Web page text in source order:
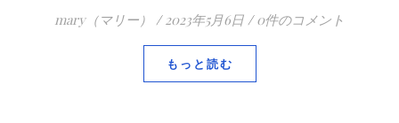
mary（マリー） / 2023年5月6日 / 0件のコメント
もっと読む